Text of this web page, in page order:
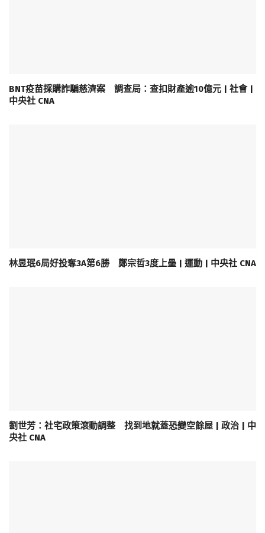
BNT疫苗採購詐騙慈濟案 調查局：查扣財產逾10億元 | 社會 |
中央社 CNA
林昱珉6局好投奪3A第6勝 鄭宗哲3度上壘 | 運動 | 中央社 CNA
劉世芳：社宅政策滾動調整 找到地就蓋恐變空餘屋 | 政治 | 中
央社 CNA